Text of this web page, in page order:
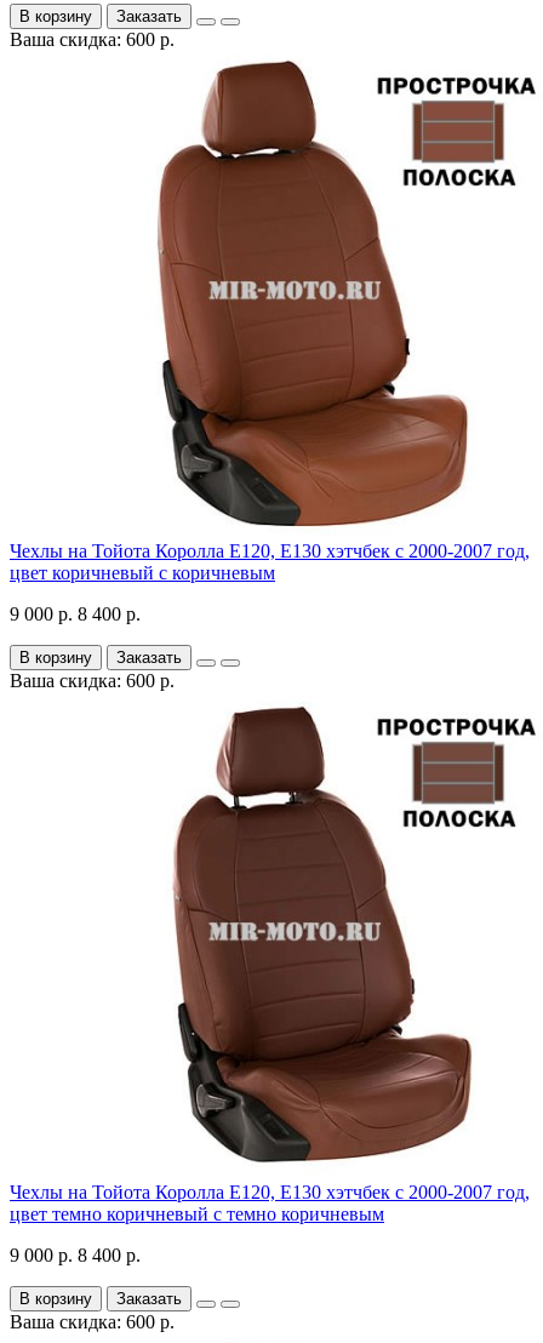
В корзину Заказать
Ваша скидка: 600 р.
Чехлы на Тойота Королла Е120, Е130 хэтчбек с 2000-2007 год,
цвет коричневый с коричневым
9 000 р. 8 400 р.
В корзину Заказать
Ваша скидка: 600 р.
Чехлы на Тойота Королла Е120, Е130 хэтчбек с 2000-2007 год,
цвет темно коричневый с темно коричневым
9 000 р. 8 400 р.
В корзину Заказать
Ваша скидка: 600 р.